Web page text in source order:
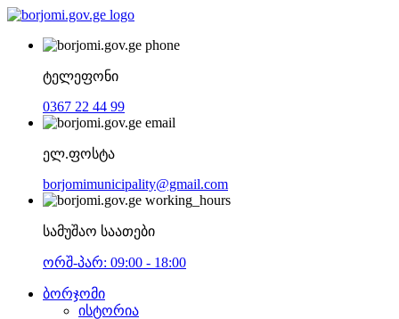
ტელეფონი
0367 22 44 99
ელ.ფოსტა
borjomimunicipality@gmail.com
სამუშაო საათები
ორშ-პარ: 09:00 - 18:00
ბორჯომი
ისტორია